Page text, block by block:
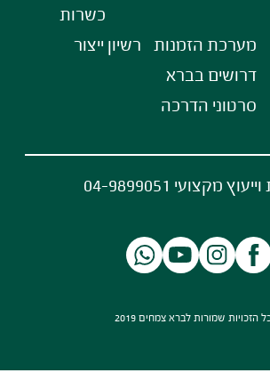
מערכת הזמנות
דרושים בברא
סרטוני הדרכה
כשרות
רשיון ייצור
מקצועי 04-9899051
הזכויות שמורות לברא צמחים 2019